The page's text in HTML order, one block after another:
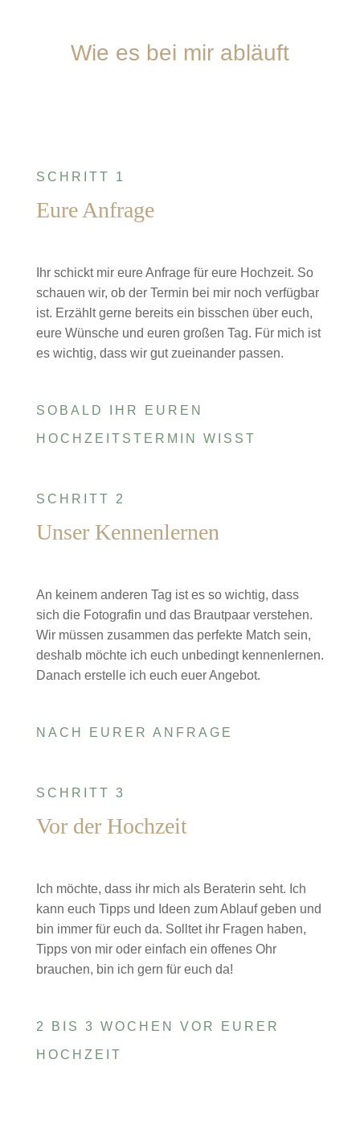
Wie es bei mir abläuft
SCHRITT 1
Eure Anfrage
Ihr schickt mir eure Anfrage für eure Hochzeit. So
schauen wir, ob der Termin bei mir noch verfügbar
ist. Erzählt gerne bereits ein bisschen über euch,
eure Wünsche und euren großen Tag. Für mich ist
es wichtig, dass wir gut zueinander passen.
SOBALD IHR EUREN
HOCHZEITSTERMIN WISST
SCHRITT 2
Unser Kennenlernen
An keinem anderen Tag ist es so wichtig, dass
sich die Fotografin und das Brautpaar verstehen.
Wir müssen zusammen das perfekte Match sein,
deshalb möchte ich euch unbedingt kennenlernen.
Danach erstelle ich euch euer Angebot.
NACH EURER ANFRAGE
SCHRITT 3
Vor der Hochzeit
Ich möchte, dass ihr mich als Beraterin seht. Ich
kann euch Tipps und Ideen zum Ablauf geben und
bin immer für euch da. Solltet ihr Fragen haben,
Tipps von mir oder einfach ein offenes Ohr
brauchen, bin ich gern für euch da!
2 BIS 3 WOCHEN VOR EURER
HOCHZEIT